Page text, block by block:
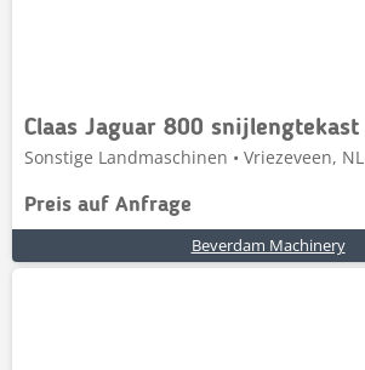
Sonstige Landmaschinen • Vriezeveen, NL
Preis auf Anfrage
Beverdam Machinery